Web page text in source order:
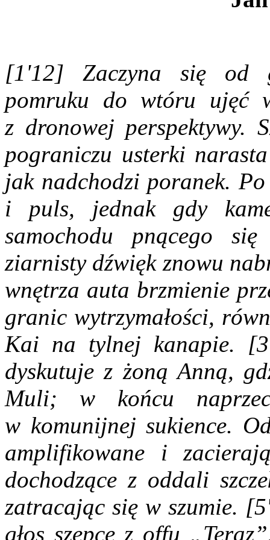
[1'12] Zaczyna się od
pomruku do wtóru ujęć
z dronowej perspektywy.
pograniczu usterki
jak nadchodzi poranek.
i puls, jednak gdy
samochodu pnącego
ziarnisty dźwięk znowu
wnętrza auta brzmienie
granic wytrzymałości,
Kai na tylnej kanapie.
dyskutuje z żoną Anną,
Muli; w końcu
w komunijnej sukience.
amplifikowane i
dochodzące z oddali
zatracając się w szumie.
głos szepce z offu